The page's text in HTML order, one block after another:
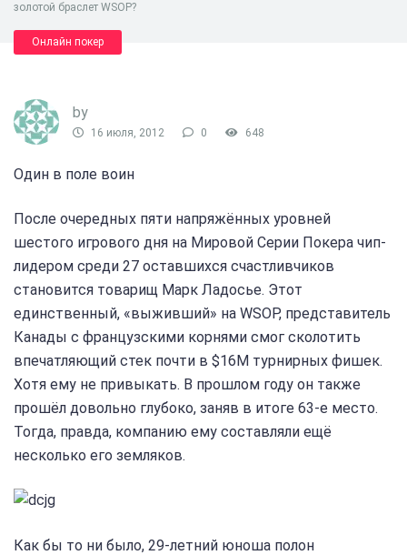
золотой браслет WSOP?
Онлайн покер
by
16 июля, 2012 0 648
Один в поле воин
После очередных пяти напряжённых уровней
шестого игрового дня на Мировой Серии Покера чип-
лидером среди 27 оставшихся счастливчиков
становится товарищ Марк Ладосье. Этот
единственный, «выживший» на WSOP, представитель
Канады с французскими корнями смог сколотить
впечатляющий стек почти в $16M турнирных фишек.
Хотя ему не привыкать. В прошлом году он также
прошёл довольно глубоко, заняв в итоге 63-е место.
Тогда, правда, компанию ему составляли ещё
несколько его земляков.
Как бы то ни было, 29-летний юноша полон